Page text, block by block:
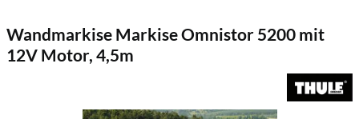
Wandmarkise Markise Omnistor 5200 mit
12V Motor, 4,5m